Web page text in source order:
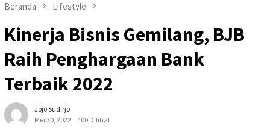
Beranda Lifestyle
Kinerja Bisnis Gemilang, BJB
Raih Penghargaan Bank
Terbaik 2022
Jojo Sudirjo
Mei 30, 2022
400 Dilihat